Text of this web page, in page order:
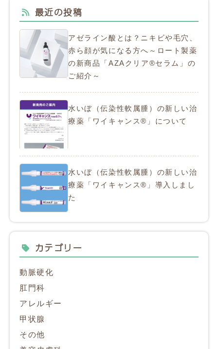
最近の投稿
アゼライン酸とは？ニキビや毛穴、
赤ら顔が気になる方へ～ロート製薬
の新商品「AZAクリア®セラム」の
ご紹介～
水いぼ（伝染性軟属腫）の新しい治
療薬「ワイキャンス®」について
水いぼ（伝染性軟属腫）の新しい治
療薬「ワイキャンス®」導入しまし
た
カテゴリー
動脈硬化
肛門科
アレルギー
甲状腺
その他